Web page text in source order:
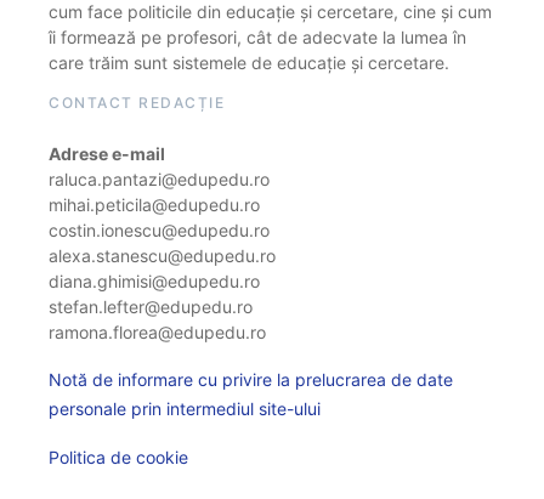
cum face politicile din educație și cercetare, cine și cum
îi formează pe profesori, cât de adecvate la lumea în
care trăim sunt sistemele de educație și cercetare.
CONTACT REDACȚIE
Adrese e-mail
raluca.pantazi@edupedu.ro
mihai.peticila@edupedu.ro
costin.ionescu@edupedu.ro
alexa.stanescu@edupedu.ro
diana.ghimisi@edupedu.ro
stefan.lefter@edupedu.ro
ramona.florea@edupedu.ro
Notă de informare cu privire la prelucrarea de date
personale prin intermediul site-ului
Politica de cookie